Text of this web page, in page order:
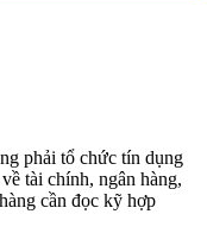
phải tổ chức tín dụng
tài chính, ngân hàng,
cần đọc kỹ hợp